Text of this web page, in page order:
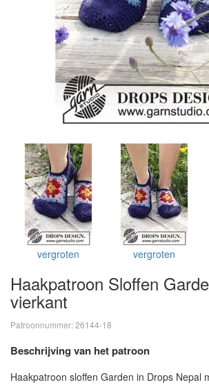
vergroten vergroten
Haakpatroon Sloffen
vierkant
Patroonnummer: 26144-18
Beschrijving van het patroon
Haakpatroon sloffen Garden in Drops Nepal